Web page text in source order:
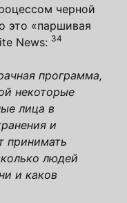
черной
это «паршивая
News: 34
программа,
некоторые
лица в
и
принимать
людей
и каков